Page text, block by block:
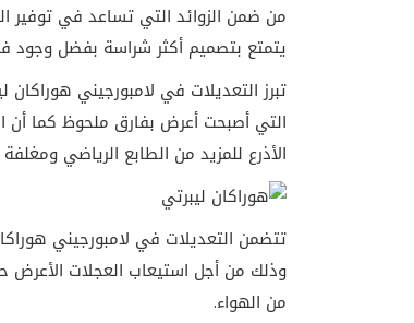
من ضمن الزوائد التي تساعد في توفير
يتمتع بتصميم أكثر شراسة بفضل وجود
تبرز التعديلات في لامبورجيني هوراكان
التي أصبحت أعرض بفارق ملحوظ كما أن
الأذرع للمزيد من الطابع الرياضي
تتضمن التعديلات في لامبورجيني
وذلك من أجل استيعاب العجلات الأعرض
من الهواء.